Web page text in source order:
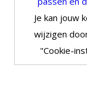
Je kan jouw
wijzigen
"Cookie-